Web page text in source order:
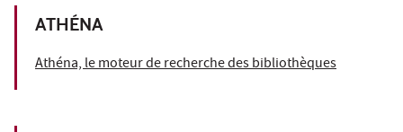
ATHÉNA
Athéna, le moteur de recherche des bibliothèques